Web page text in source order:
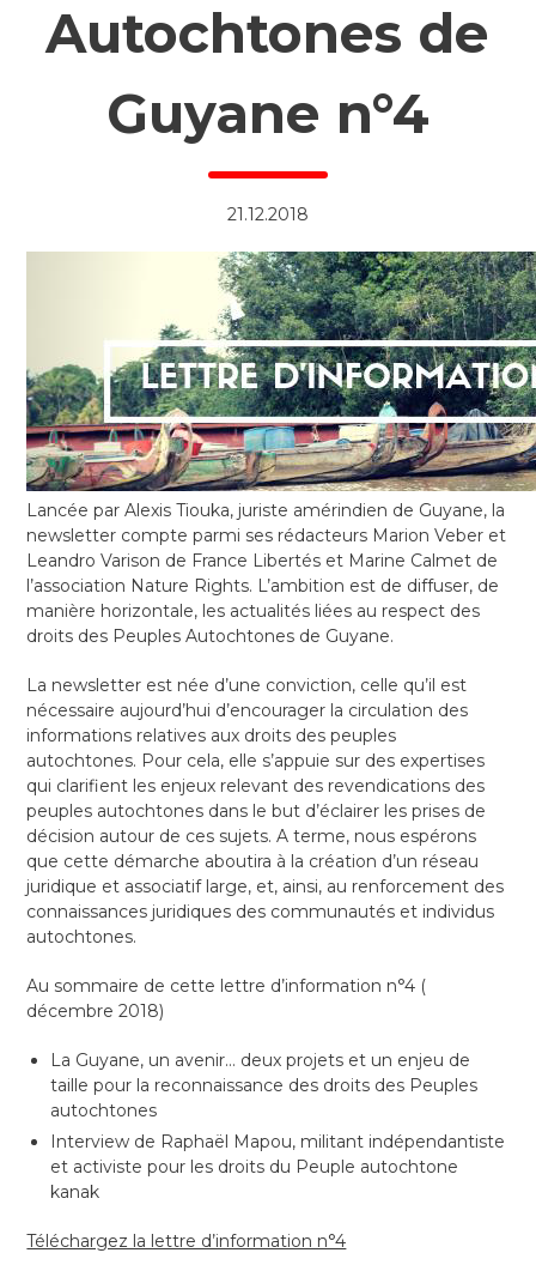
Autochtones de
Guyane n°4
21.12.2018
Lancée par Alexis Tiouka, juriste amérindien de Guyane, la
newsletter compte parmi ses rédacteurs Marion Veber et
Leandro Varison de France Libertés et Marine Calmet de
l’association Nature Rights. L’ambition est de diffuser, de
manière horizontale, les actualités liées au respect des
droits des Peuples Autochtones de Guyane.
La newsletter est née d’une conviction, celle qu’il est
nécessaire aujourd’hui d’encourager la circulation des
informations relatives aux droits des peuples
autochtones. Pour cela, elle s’appuie sur des expertises
qui clarifient les enjeux relevant des revendications des
peuples autochtones dans le but d’éclairer les prises de
décision autour de ces sujets. A terme, nous espérons
que cette démarche aboutira à la création d’un réseau
juridique et associatif large, et, ainsi, au renforcement des
connaissances juridiques des communautés et individus
autochtones.
Au sommaire de cette lettre d’information n°4 (
décembre 2018)
La Guyane, un avenir… deux projets et un enjeu de
taille pour la reconnaissance des droits des Peuples
autochtones
Interview de Raphaël Mapou, militant indépendantiste
et activiste pour les droits du Peuple autochtone
kanak
Téléchargez la lettre d’information n°4